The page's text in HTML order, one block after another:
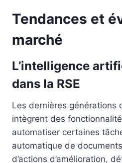
Tendances et
marché
L’intelligence
dans la RSE
Les dernières générations
intègrent des
automatiser certaines
automatique de
d’actions d’amélioration,